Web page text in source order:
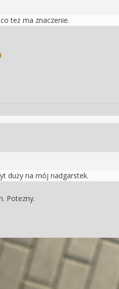
też ma znaczenie.
duży na mój nadgarstek.
Potezny.